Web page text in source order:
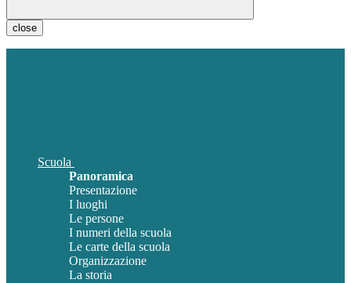
close
Scuola
Panoramica
Presentazione
I luoghi
Le persone
I numeri della scuola
Le carte della scuola
Organizzazione
La storia